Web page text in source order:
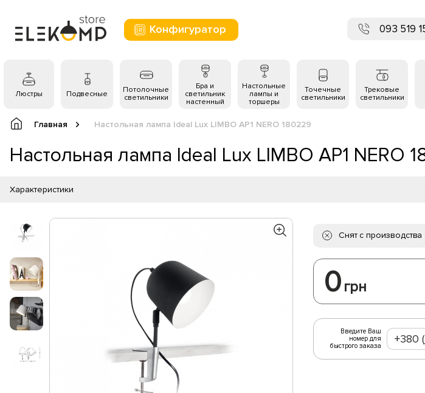
Конфигуратор 093 519
Люстры Подвесные
Потолочные
светильники
Бра и
светильник
настенный
Настольные
лампы и
торшеры
Точечные
светильники
Трековые
светильники
Главная Настольная лампа Ideal Lux LIMBO AP1 NERO 180229
Настольная лампа Ideal Lux LIMBO AP1 NERO
Характеристики
Снят с производства
0 грн
Введите Ваш
номер для
быстрого заказа